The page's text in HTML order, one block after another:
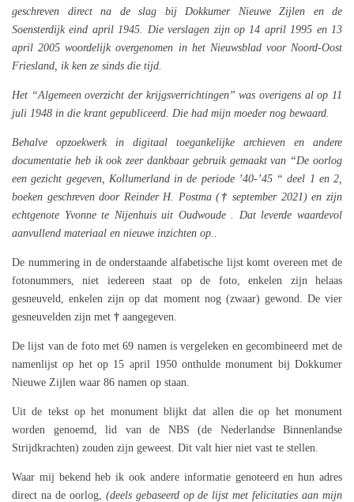
geschreven direct na de slag bij Dokkumer Nieuwe Zijlen en de
Soensterdijk eind april 1945. Die verslagen zijn op 14 april 1995 en 13
april 2005 woordelijk overgenomen in het Nieuwsblad voor Noord-Oost
Friesland, ik ken ze sinds die tijd.
Het “Algemeen overzicht der krijgsverrichtingen” was overigens al op 11
juli 1948 in die krant gepubliceerd. Die had mijn moeder nog bewaard.
Behalve opzoekwerk in digitaal toegankelijke archieven en andere
documentatie heb ik ook zeer dankbaar gebruik gemaakt van “De oorlog
een gezicht gegeven, Kollumerland in de periode ’40-’45 “ deel 1 en 2,
boeken geschreven door Reinder H. Postma († september 2021) en zijn
echtgenote Yvonne te Nijenhuis uit Oudwoude . Dat leverde waardevol
aanvullend materiaal en nieuwe inzichten op..
De nummering in de onderstaande alfabetische lijst komt overeen met de
fotonummers, niet iedereen staat op de foto, enkelen zijn helaas
gesneuveld, enkelen zijn op dat moment nog (zwaar) gewond. De vier
gesneuvelden zijn met † aangegeven.
De lijst van de foto met 69 namen is vergeleken en gecombineerd met de
namenlijst op het op 15 april 1950 onthulde monument bij Dokkumer
Nieuwe Zijlen waar 86 namen op staan.
Uit de tekst op het monument blijkt dat allen die op het monument
worden genoemd, lid van de NBS (de Nederlandse Binnenlandse
Strijdkrachten) zouden zijn geweest. Dit valt hier niet vast te stellen.
Waar mij bekend heb ik ook andere informatie genoteerd en hun adres
direct na de oorlog, (deels gebaseerd op de lijst met felicitaties aan mijn